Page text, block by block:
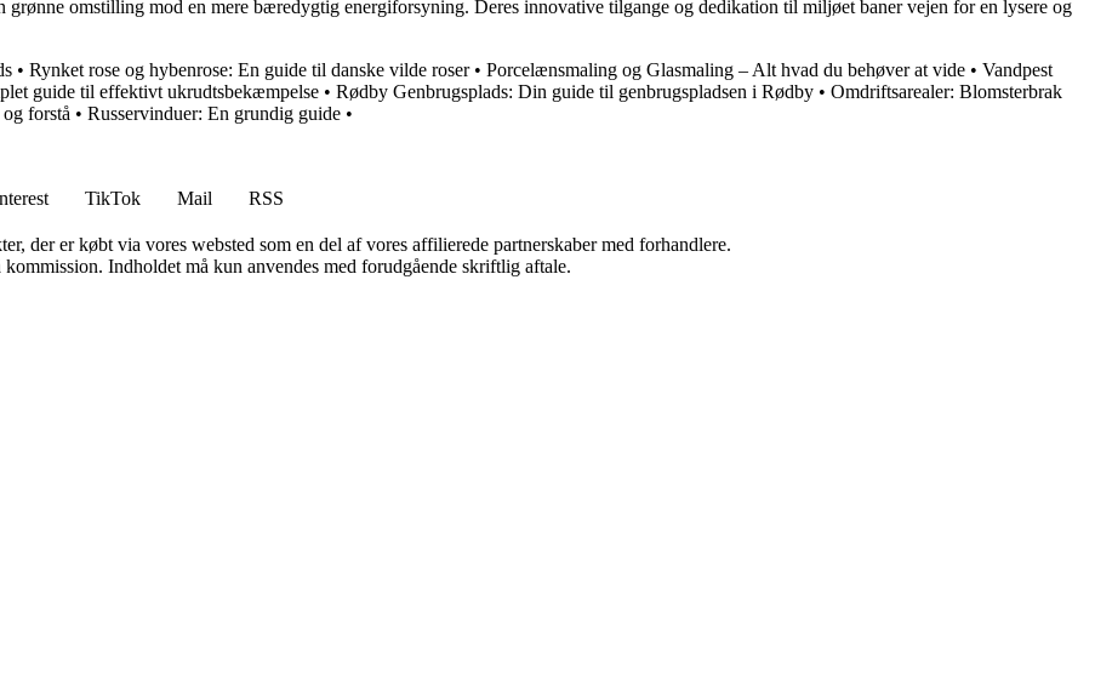
omstilling mod en mere bæredygtig energiforsyning. Deres innovative tilgange og dedikation til miljøet baner vejen for en lysere og
• Rynket rose og hybenrose: En guide til danske vilde roser• Porcelænsmaling og Glasmaling – Alt hvad du behøver at vide • Vandpest
guide til effektivt ukrudtsbekæmpelse • Rødby Genbrugsplads: Din guide til genbrugspladsen i Rødby • Omdriftsarealer: Blomsterbrak
forstå • Russervinduer: En grundig guide •
TikTok Mail
RSS
der er købt via vores websted som en del af vores affilierede partnerskaber med forhandlere.
Indholdet må kun anvendes med forudgående skriftlig aftale.